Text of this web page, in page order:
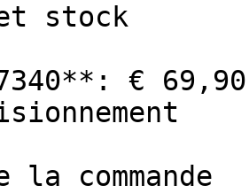
stock
€
la commande